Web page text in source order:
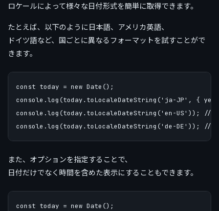
ロケールによって様々な日付形式を簡単に取得できます。
たとえば、以下のように日本語、アメリカ英語、
ドイツ語など、国ごとに異なるフォーマットを試すことがで
きます。
const today = new Date();
console.log(today.toLocaleDateString('ja-JP', {
console.log(today.toLocaleDateString('en-US')); //
また、オプションを指定することで、
日付だけでなく時間を含めた表示にすることもできます。
const today = new Date();